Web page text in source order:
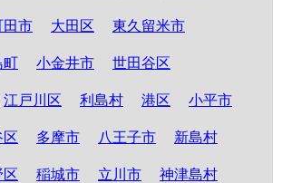
田市 大田区 東久留米市
町 小金井市 世田谷区
江戸川区 利島村 港区 小平市
区 多摩市 八王子市 新島村
区 稲城市 立川市 神津島村